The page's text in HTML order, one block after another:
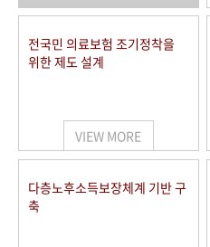
사진 아카이브 문서 기록물
50+1 주년 기념
세계와 함께 한 KIHASA
VR 역사관
전국민 의료보험 조기정착을
위한 제도 설계
VIEW MORE
다층노후소득보장체계 기반 구
축